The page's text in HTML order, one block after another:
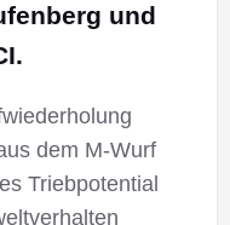
und
dem M-Wurf
Triebpotential